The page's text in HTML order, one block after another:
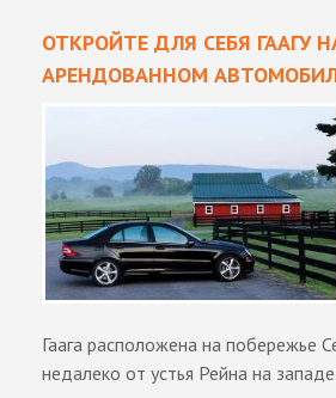
ОТКРОЙТЕ ДЛЯ СЕБЯ ГААГУ
АРЕНДОВАННОМ
Гаага расположена на побережье
недалеко от устья Рейна на